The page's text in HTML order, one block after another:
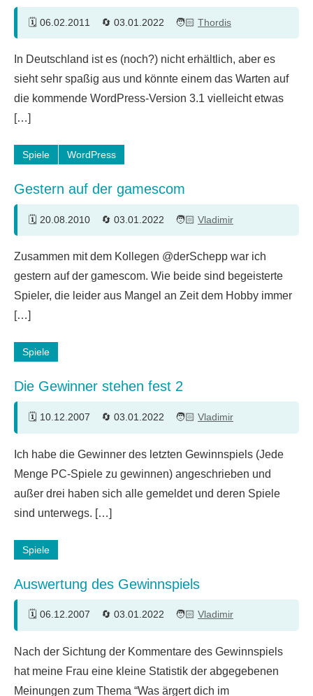
06.02.2011 03.01.2022 Thordis
Kommentar
In Deutschland ist es (noch?) nicht erhältlich, aber es
sieht sehr spaßig aus und könnte einem das Warten auf
die kommende WordPress-Version 3.1 vielleicht etwas
[…]
Spiele WordPress
Gestern auf der gamescom
20.08.2010 03.01.2022 Vladimir
Kommentare
Zusammen mit dem Kollegen @derSchepp war ich
gestern auf der gamescom. Wie beide sind begeisterte
Spieler, die leider aus Mangel an Zeit dem Hobby immer
[…]
Spiele
Die Gewinner stehen fest 2
10.12.2007 03.01.2022 Vladimir
Kommentare
Ich habe die Gewinner des letzten Gewinnspiels (Jede
Menge PC-Spiele zu gewinnen) angeschrieben und
außer drei haben sich alle gemeldet und deren Spiele
sind unterwegs. […]
Spiele
Auswertung des Gewinnspiels
06.12.2007 03.01.2022 Vladimir
Kommentare
Nach der Sichtung der Kommentare des Gewinnspiels
hat meine Frau eine kleine Statistik der abgegebenen
Meinungen zum Thema “Was ärgert dich im